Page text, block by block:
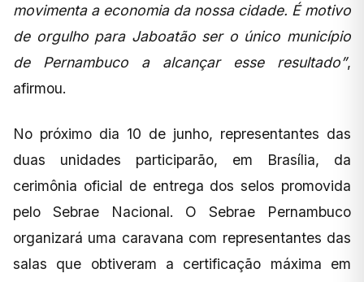
movimenta a economia da nossa cidade. É motivo
de orgulho para Jaboatão ser o único município
de Pernambuco a alcançar esse resultado”,
afirmou.
No próximo dia 10 de junho, representantes das
duas unidades participarão, em Brasília, da
cerimônia oficial de entrega dos selos promovida
pelo Sebrae Nacional. O Sebrae Pernambuco
organizará uma caravana com representantes das
salas que obtiveram a certificação máxima em